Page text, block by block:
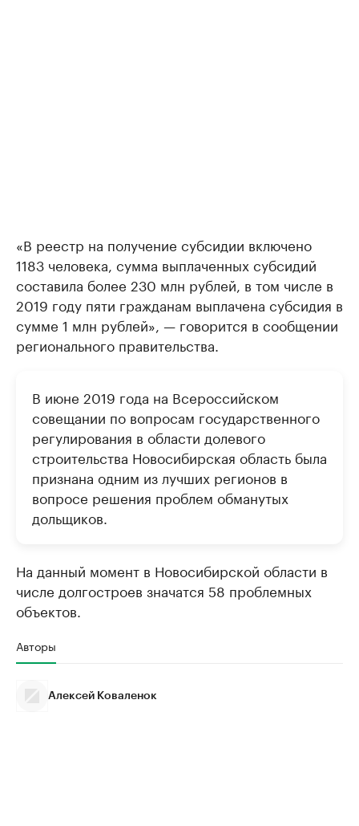
«В реестр на получение субсидии включено
1183 человека, сумма выплаченных субсидий
составила более 230 млн рублей, в том числе в
2019 году пяти гражданам выплачена субсидия в
сумме 1 млн рублей», — говорится в сообщении
регионального правительства.
В июне 2019 года на Всероссийском
совещании по вопросам государственного
регулирования в области долевого
строительства Новосибирская область была
признана одним из лучших регионов в
вопросе решения проблем обманутых
дольщиков.
На данный момент в Новосибирской области в
числе долгостроев значатся 58 проблемных
объектов.
Авторы
Алексей Коваленок